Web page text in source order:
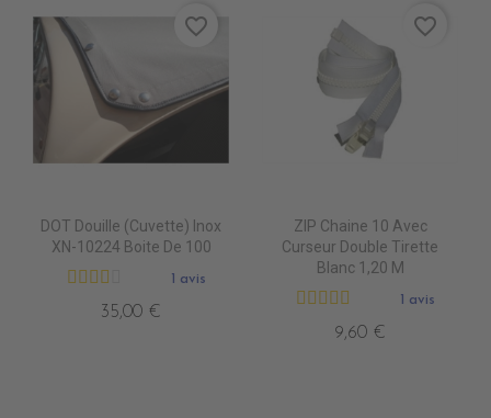
DOT Douille (Cuvette) Inox
XN-10224 Boite De 100
1 avis
35,00 €
favorite_border
ZIP Chaine 10 Avec
Curseur Double Tirette
Blanc 1,20 M
1 avis
9,60 €
favorite_border